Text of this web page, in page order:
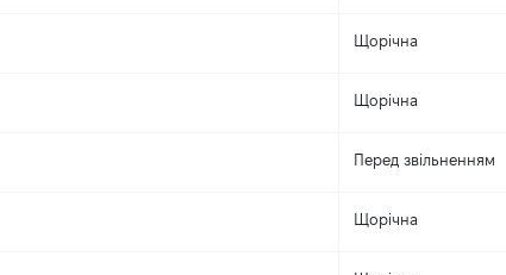
Щорічна
Щорічна
Перед звільненням
Щорічна